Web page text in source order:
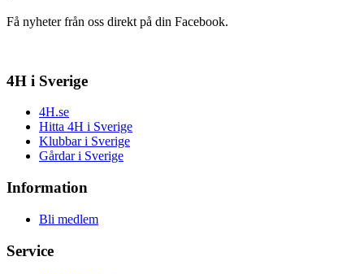
Få nyheter från oss direkt på din Facebook.
4H i Sverige
4H.se
Hitta 4H i Sverige
Klubbar i Sverige
Gårdar i Sverige
Information
Bli medlem
Service